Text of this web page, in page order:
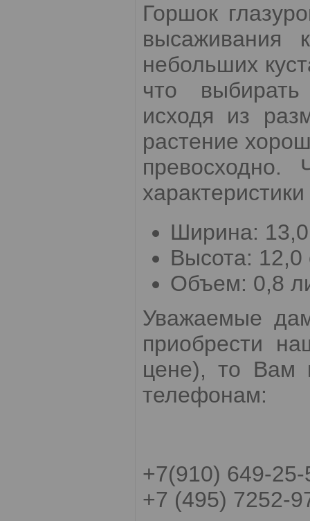
Горшок
высаживания
небольших
что
исходя из
растение
превосходно.
Ширина:
Высота: 12,0
Объем: 0,8
Уважаемые
приобрести
цене), то Вам
телефонам:
+7(910) 649-25-
+7 (495) 7252-